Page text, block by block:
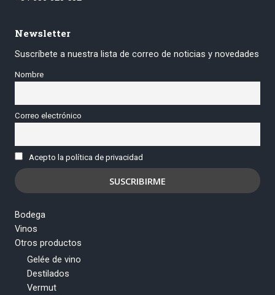
Newsletter
Suscríbete a nuestra lista de correo de noticias y novedades
Nombre
Correo electrónico
Acepto la política de privacidad
Bodega
Vinos
Otros productos
Gelée de vino
Destilados
Vermut